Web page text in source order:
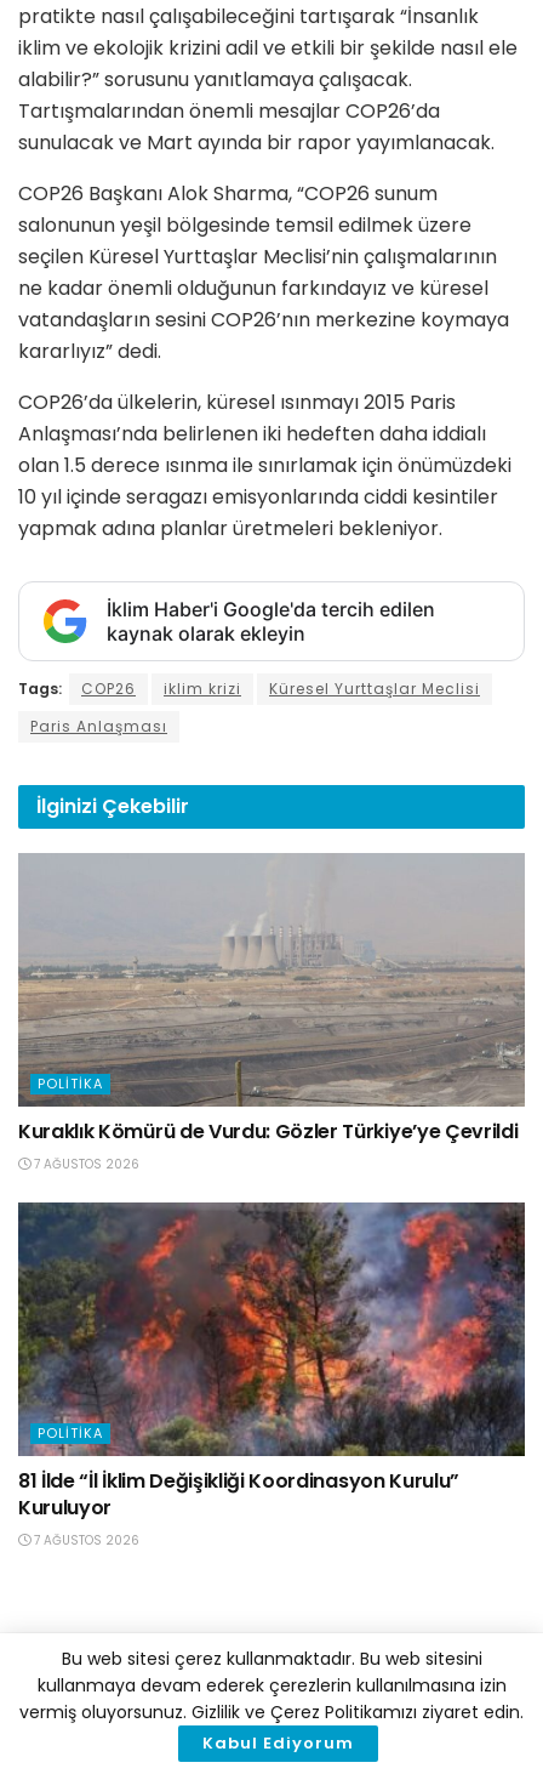
pratikte nasıl çalışabileceğini tartışarak “İnsanlık
iklim ve ekolojik krizini adil ve etkili bir şekilde nasıl ele
alabilir?” sorusunu yanıtlamaya çalışacak.
Tartışmalarından önemli mesajlar COP26’da
sunulacak ve Mart ayında bir rapor yayımlanacak.
COP26 Başkanı Alok Sharma, “COP26 sunum
salonunun yeşil bölgesinde temsil edilmek üzere
seçilen Küresel Yurttaşlar Meclisi’nin çalışmalarının
ne kadar önemli olduğunun farkındayız ve küresel
vatandaşların sesini COP26’nın merkezine koymaya
kararlıyız” dedi.
COP26’da ülkelerin, küresel ısınmayı 2015 Paris
Anlaşması’nda belirlenen iki hedeften daha iddialı
olan 1.5 derece ısınma ile sınırlamak için önümüzdeki
10 yıl içinde seragazı emisyonlarında ciddi kesintiler
yapmak adına planlar üretmeleri bekleniyor.
İklim Haber'i Google'da tercih edilen
kaynak olarak ekleyin
Tags: COP26 iklim krizi
Küresel Yurttaşlar Meclisi
Paris Anlaşması
İlginizi Çekebilir
POLITIKA
Kuraklık Kömürü de Vurdu: Gözler Türkiye’ye Çevrildi
7 AĞUSTOS 2026
POLITIKA
81 İlde “İl İklim Değişikliği Koordinasyon Kurulu”
Kuruluyor
7 AĞUSTOS 2026
Bu web sitesi çerez kullanmaktadır. Bu web sitesini
kullanmaya devam ederek çerezlerin kullanılmasına izin
vermiş oluyorsunuz. Gizlilik ve Çerez Politikamızı ziyaret edin.
Kabul Ediyorum